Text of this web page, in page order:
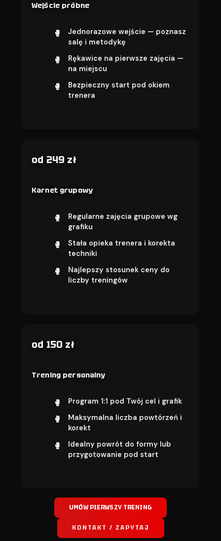
Wejście próbne
Jednorazowe wejście — poznasz
salę i metodykę
Rękawice na pierwsze zajęcia —
na miejscu
Bezpieczny start pod okiem
trenera
od 249 zł
Karnet grupowy
Regularne zajęcia grupowe wg
grafiku
Stała opieka trenera i korekta
techniki
Najlepszy stosunek ceny do
liczby treningów
od 150 zł
Trening personalny
Program 1:1 pod Twój cel i grafik
Maksymalna liczba powtórzeń i
korekt
Idealny powrót do formy lub
przygotowanie pod start
UMÓW PIERWSZY TRENING
KONTAKT / ZAPYTAJ